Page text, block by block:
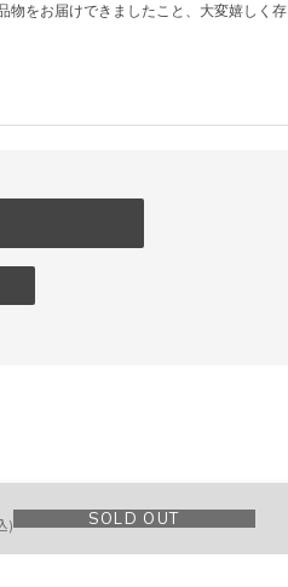
) SOLD OUT
物をお届けできましたこと、大変嬉しく存